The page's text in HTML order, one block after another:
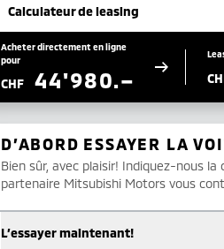
Calculateur de leasing
Acheter directement en ligne
pour
CHF 44'980.–
D’ABORD ESSAYER LA
Bien sûr, avec plaisir! Indiquez-nous
partenaire Mitsubishi Motors vous
L’essayer maintenant!